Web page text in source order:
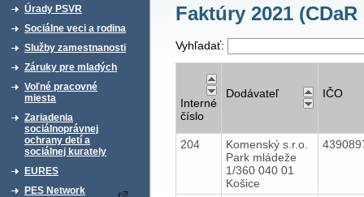
Úrady PSVR
Sociálne veci a rodina
Služby zamestnanosti
Záruky pre mladých
Voľné pracovné
miesta
Zariadenia
sociálnoprávnej
ochrany detí a
sociálnej kurately
EURES
PES Network
Faktúry 2021
Vyhľadať:
Interné
číslo
Dodávateľ IČO
204
Komenský s.r.o.
Park mládeže
1/360 040 01
Košice